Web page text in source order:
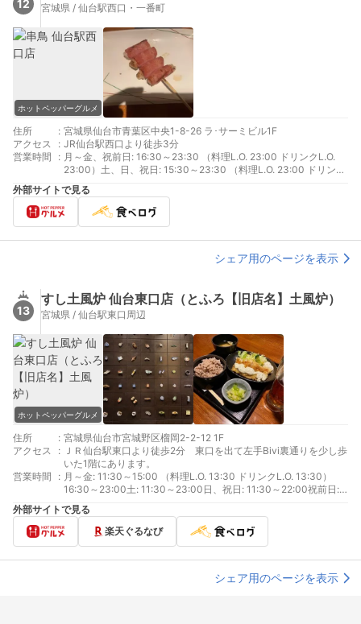
12 宮城県 / 仙台駅西口・一番町
ホットペッパーグルメ
住所 : 宮城県仙台市青葉区中央1-8-26 ラ･サーミビル1F
アクセス
: JR仙台駅西口より徒歩3分
営業時間
: 月～金、祝前日: 16:30～23:30 （料理L.O. 23:00 ドリンクL.O.
23:00）土、日、祝日: 15:30～23:30 （料理L.O. 23:00 ドリンク
L.O. 23:00）
外部サイトで見る
シェア用のページを表示
13
すし土風炉 仙台東口店（とふろ【旧店名】土風炉）
宮城県 / 仙台駅東口周辺
ホットペッパーグルメ
住所 : 宮城県仙台市宮城野区榴岡2-2-12 1F
アクセス
: ＪＲ仙台駅東口より徒歩2分 東口を出て左手Bivi裏通りを少し歩
いた1階にあります。
営業時間
: 月～金: 11:30～15:00 （料理L.O. 13:30 ドリンクL.O. 13:30）
16:30～23:00土: 11:30～23:00日、祝日: 11:30～22:00祝前日:
11:30～15:0016:30～23:00
外部サイトで見る
楽天ぐるなび
シェア用のページを表示